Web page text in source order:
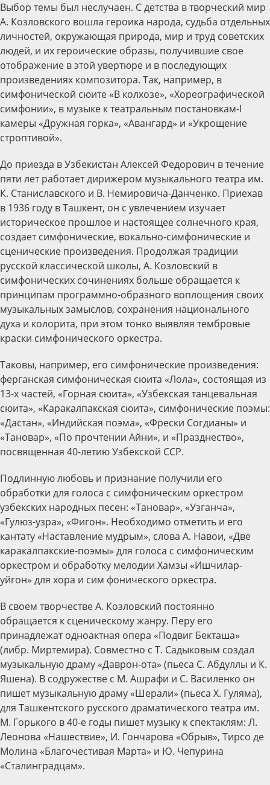
Выбор темы был неслучаен. С детства в творческий мир
А. Козловского вошла героика народа, судьба отдельных
личностей, окружающая природа, мир и труд советских
людей, и их героические образы, получившие свое
отображение в этой увертюре и в последующих
произведениях композитора. Так, например, в
симфонической сюите «В колхозе», «Хореографической
симфонии», в музыке к театральным постановкам-I
камеры «Дружная горка», «Авангард» и «Укрощение
строптивой».
До приезда в Узбекистан Алексей Федорович в течение
пяти лет работает дирижером музыкального театра им.
К. Станиславского и В. Немировича-Данченко. Приехав
в 1936 году в Ташкент, он с увлечением изучает
историческое прошлое и настоящее солнечного края,
создает симфонические, вокально-симфонические и
сценические произведения. Продолжая традиции
русской классической школы, А. Козловский в
симфонических сочинениях больше обращается к
принципам программно-образного воплощения своих
музыкальных замыслов, сохранения национального
духа и колорита, при этом тонко выявляя тембровые
краски симфонического оркестра.
Таковы, например, его симфонические произведения:
ферганская симфоническая сюита «Лола», состоящая из
13-х частей, «Горная сюита», «Узбекская танцевальная
сюита», «Каракалпакская сюита», симфонические поэмы:
«Дастан», «Индийская поэма», «Фрески Согдианы» и
«Тановар», «По прочтении Айни», и «Празднество»,
посвященная 40-летию Узбекской ССР.
Подлинную любовь и признание получили его
обработки для голоса с симфоническим оркестром
узбекских народных песен: «Тановар», «Узганча»,
«Гулюз-узра», «Фигон». Необходимо отметить и его
кантату «Наставление мудрым», слова А. Навои, «Две
каракалпакские-поэмы» для голоса с симфоническим
оркестром и обработку мелодии Хамзы «Ишчилар-
уйгон» для хора и сим фонического оркестра.
В своем творчестве А. Козловский постоянно
обращается к сценическому жанру. Перу его
принадлежат одноактная опера «Подвиг Бекташа»
(либр. Миртемира). Совместно с Т. Садыковым создал
музыкальную драму «Даврон-ота» (пьеса С. Абдуллы и К.
Яшена). В содружестве с М. Ашрафи и С. Василенко он
пишет музыкальную драму «Шерали» (пьеса X. Гуляма),
для Ташкентского русского драматического театра им.
М. Горького в 40-е годы пишет музыку к спектаклям: Л.
Леонова «Нашествие», И. Гончарова «Обрыв», Тирсо де
Молина «Благочестивая Марта» и Ю. Чепурина
«Сталинградцам».